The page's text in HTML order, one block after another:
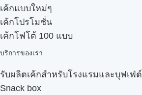
เค้กแบบใหม่ๆ
เค้กโปรโมชั่น
เค้กโฟโต้ 100 แบบ
บริการของเรา
รับผลิตเค้กสำหรับโรงแรมและบุฟเฟ่ต์
Snack box